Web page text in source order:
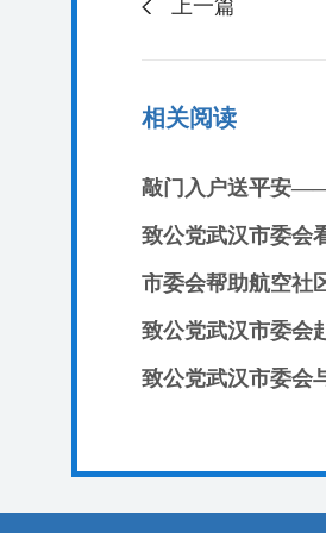
上一篇
相关阅读
致公党武汉市委会
市委会帮助航空社
致公党武汉市委会
致公党武汉市委会